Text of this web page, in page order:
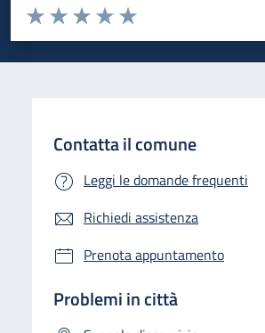
Valuta da 1 a 5 stelle la pagina
Valuta 5 stelle su 5
Valuta 4 stelle su 5
Valuta 3 stelle su 5
Valuta 2 stelle su 5
Valuta 1 stelle su 5
Contatta il comune
Leggi le domande frequenti
Richiedi assistenza
Prenota appuntamento
Problemi in città